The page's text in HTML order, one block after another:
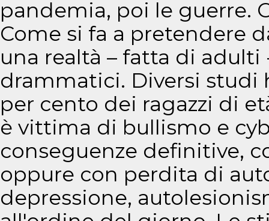
pandemia, poi le guerre.
Come si fa a pretendere
una realtà – fatta di
drammatici. Diversi studi
per cento dei ragazzi di
è vittima di bullismo e
conseguenze definitive,
oppure con perdita di
depressione,